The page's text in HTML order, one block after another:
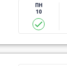
ПН
10